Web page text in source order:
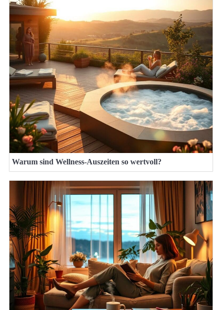
Warum sind Wellness-Auszeiten so wertvoll?